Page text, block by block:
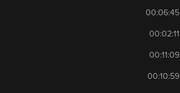
00:06:45
00:02:11
00:11:09
00:10:59